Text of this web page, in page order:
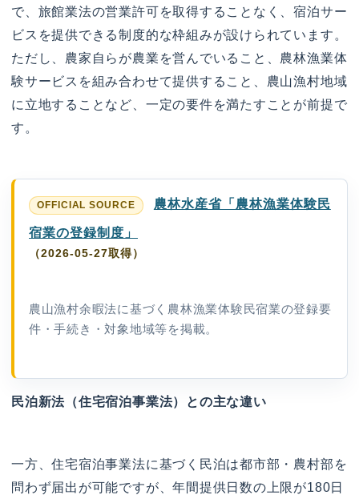
で、旅館業法の営業許可を取得することなく、宿泊サー
ビスを提供できる制度的な枠組みが設けられています。
ただし、農家自らが農業を営んでいること、農林漁業体
験サービスを組み合わせて提供すること、農山漁村地域
に立地することなど、一定の要件を満たすことが前提で
す。
農林水産省「農林漁業体験民
宿業の登録制度」
（2026-05-27取得）
農山漁村余暇法に基づく農林漁業体験民宿業の登録要
件・手続き・対象地域等を掲載。
民泊新法（住宅宿泊事業法）との主な違い
一方、住宅宿泊事業法に基づく民泊は都市部・農村部を
問わず届出が可能ですが、年間提供日数の上限が180日